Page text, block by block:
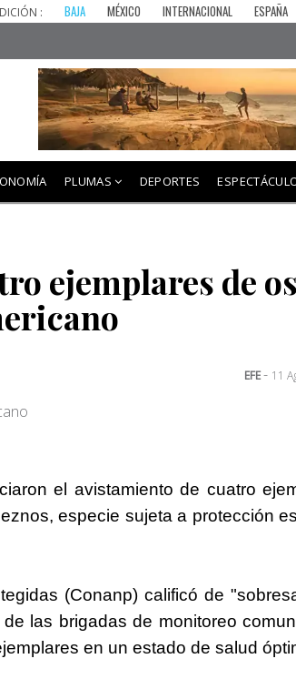
: BAJA MÉXICO INTERNACIONAL ESPAÑA
PLUMAS DEPORTES
ejemplares de
EFE- 11
el avistamiento de cuatro
especie sujeta a protección
(Conanp) calificó de
las brigadas de monitoreo
en un estado de salud